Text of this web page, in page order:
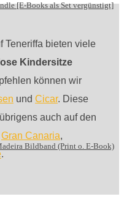
[E-Books als Set vergünstigt]
Bildband (Print o. E-Book)
Teneriffa bieten viele
Kindersitze
können wir
und Cicar. Diese
auch auf den
Gran Canaria,
.